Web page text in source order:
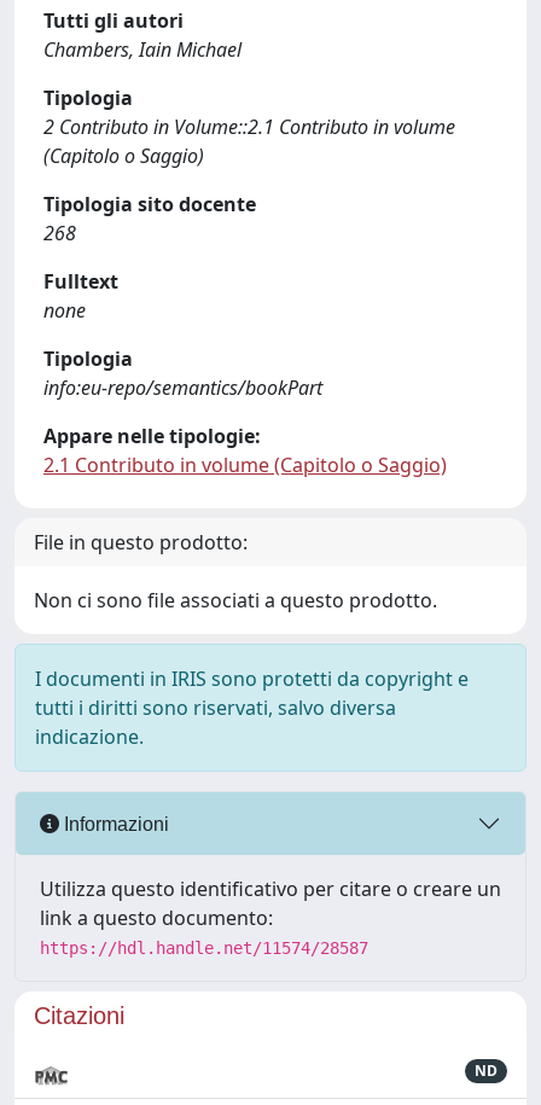
Tutti gli autori
Chambers, Iain Michael
Tipologia
2 Contributo in Volume::2.1 Contributo in volume
(Capitolo o Saggio)
Tipologia sito docente
268
Fulltext
none
Tipologia
info:eu-repo/semantics/bookPart
Appare nelle tipologie:
2.1 Contributo in volume (Capitolo o Saggio)
File in questo prodotto:
Non ci sono file associati a questo prodotto.
I documenti in IRIS sono protetti da copyright e
tutti i diritti sono riservati, salvo diversa
indicazione.
Informazioni
Utilizza questo identificativo per citare o creare un
link a questo documento:
https://hdl.handle.net/11574/28587
Citazioni
ND